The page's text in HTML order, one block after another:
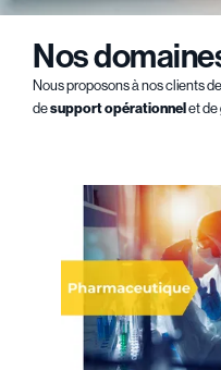
Nos
Nous proposons à nos clients
desupport opérationnel et de